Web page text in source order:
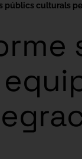
públics culturals